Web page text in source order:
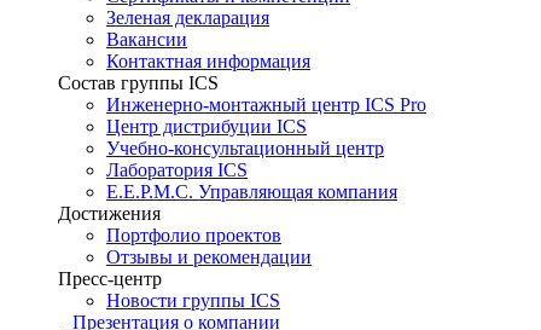
Зеленая декларация
Вакансии
Контактная информация
Состав группы ICS
Инженерно-монтажный центр ICS Pro
Центр дистрибуции ICS
Учебно-консультационный центр
Лаборатория ICS
E.E.P.M.C. Управляющая компания
Достижения
Портфолио проектов
Отзывы и рекомендации
Пресс-центр
Новости группы ICS
Презентация о компании